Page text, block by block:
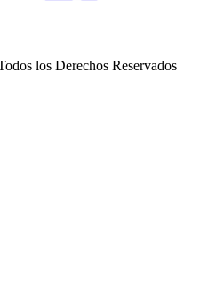
los Derechos Reservados